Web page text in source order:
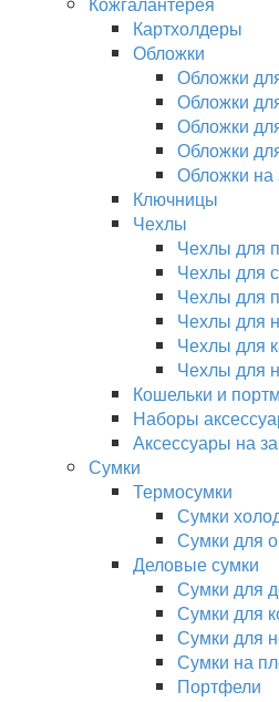
Картхолдеры
Обложки
Обложки
Обложки
Обложки
Обложки
Обложки на
Ключницы
Чехлы
Чехлы для
Чехлы для
Чехлы для
Чехлы для
Чехлы для
Чехлы для
Кошельки и
Наборы
Аксессуары на
Сумки
Термосумки
Сумки
Сумки для
Деловые сумки
Сумки для
Сумки для
Сумки для
Сумки на
Портфели